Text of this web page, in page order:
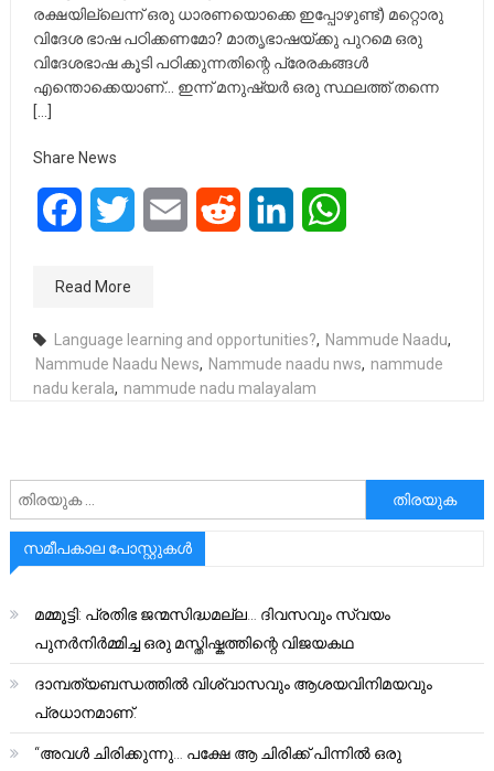
രക്ഷയില്ലെന്ന് ഒരു ധാരണയൊക്കെ ഇപ്പോഴുണ്ട്) മറ്റൊരു
വിദേശ ഭാഷ പഠിക്കണമോ? മാതൃഭാഷയ്ക്കു പുറമെ ഒരു
വിദേശഭാഷ കൂടി പഠിക്കുന്നതിന്റെ പ്രേരകങ്ങള്‍
എന്തൊക്കെയാണ്… ഇന്ന് മനുഷ്യർ ഒരു സ്ഥലത്ത് തന്നെ
[…]
Share News
FacebookTwitter Email Reddit LinkedIn
Read More
Language learning and opportunities?, Nammude Naadu,
Nammude Naadu News, Nammude naadu nws, nammude
nadu kerala, nammude nadu malayalam
അനേഷിക്കുക
സമീപകാല പോസ്റ്റുകൾ
മമ്മൂട്ടി: പ്രതിഭ ജന്മസിദ്ധമല്ല… ദിവസവും സ്വയം
പുനർനിർമ്മിച്ച ഒരു മസ്തിഷ്കത്തിന്റെ വിജയകഥ
ദാമ്പത്യബന്ധത്തിൽ വിശ്വാസവും ആശയവിനിമയവും
പ്രധാനമാണ്.
“അവൾ ചിരിക്കുന്നു… പക്ഷേ ആ ചിരിക്ക് പിന്നിൽ ഒരു